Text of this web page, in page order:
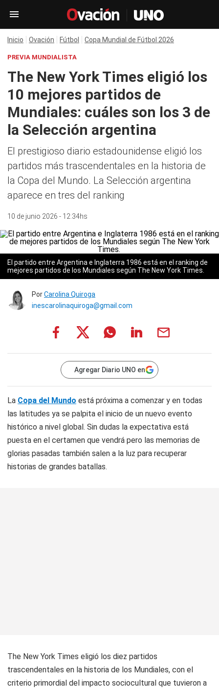
Inicio Ovación Fútbol Copa Mundial de Fútbol 2026
PREVIA MUNDIALISTA
The New York Times eligió los
10 mejores partidos de
Mundiales: cuáles son los 3 de
la Selección argentina
El prestigioso diario estadounidense eligió los
partidos más trascendentales en la historia de
la Copa del Mundo. La Selección argentina
aparece en tres del ranking
10 de junio 2026 - 12:34hs
El partido entre Argentina e Inglaterra 1986 está en el ranking de
mejores partidos de los Mundiales según The New York Times.
PorCarolina Quiroga
inescarolinaquiroga@gmail.com
Agregar Diario UNO en
La Copa del Mundo está próxima a comenzar y en todas
las latitudes ya se palpita el inicio de un nuevo evento
histórico a nivel global. Sin dudas la expectativa está
puesta en el certamen que vendrá pero las memorias de
glorias pasadas también salen a la luz para recuperar
historias de grandes batallas.
The New York Times eligió los diez partidos
trascendentales en la historia de los Mundiales, con el
criterio primordial del impacto sociocultural que tuvieron a